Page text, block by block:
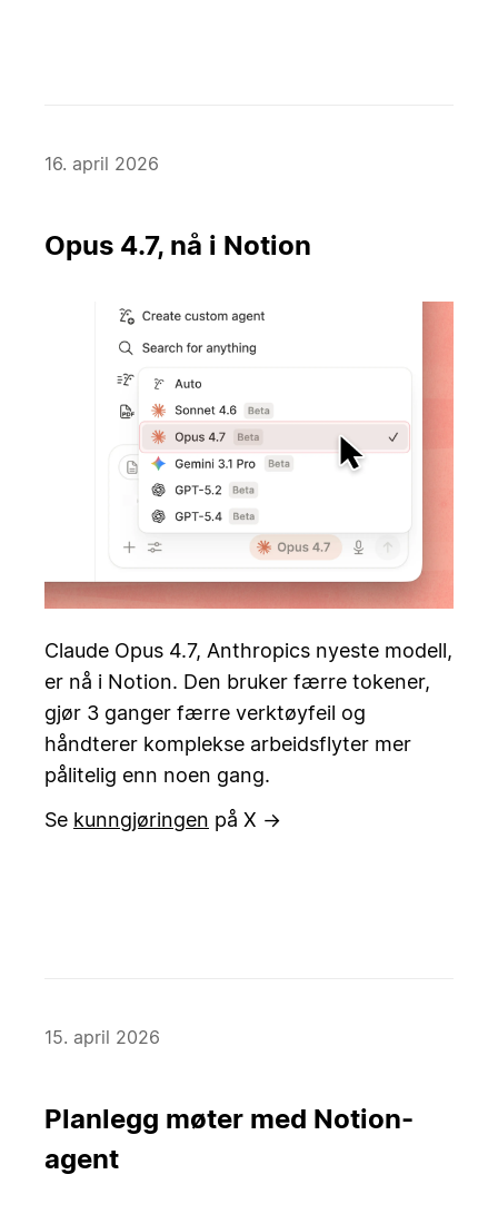
16. april 2026
Opus 4.7, nå i Notion
Claude Opus 4.7, Anthropics nyeste modell,
er nå i Notion. Den bruker færre tokener,
gjør 3 ganger færre verktøyfeil og
håndterer komplekse arbeidsflyter mer
pålitelig enn noen gang.
Se kunngjøringen på X →
15. april 2026
Planlegg møter med Notion-
agent